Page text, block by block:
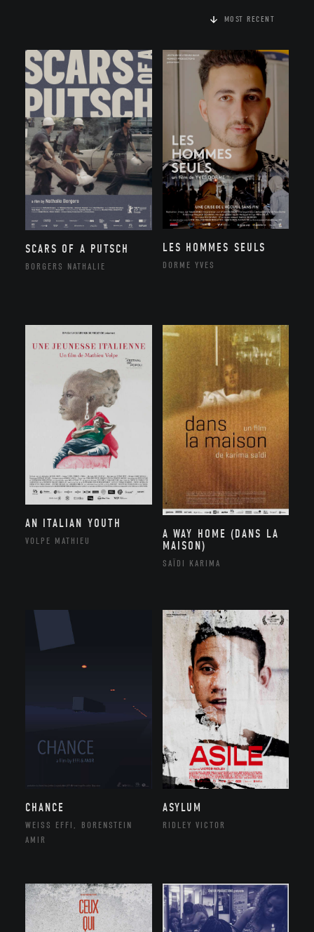
MOST RECENT
SCARS OF A PUTSCH
BORGERS NATHALIE
LES HOMMES SEULS
DORME YVES
AN ITALIAN YOUTH
VOLPE MATHIEU
A WAY HOME (DANS LA
MAISON)
SAÏDI KARIMA
CHANCE
WEISS EFFI, BORENSTEIN
AMIR
ASYLUM
RIDLEY VICTOR